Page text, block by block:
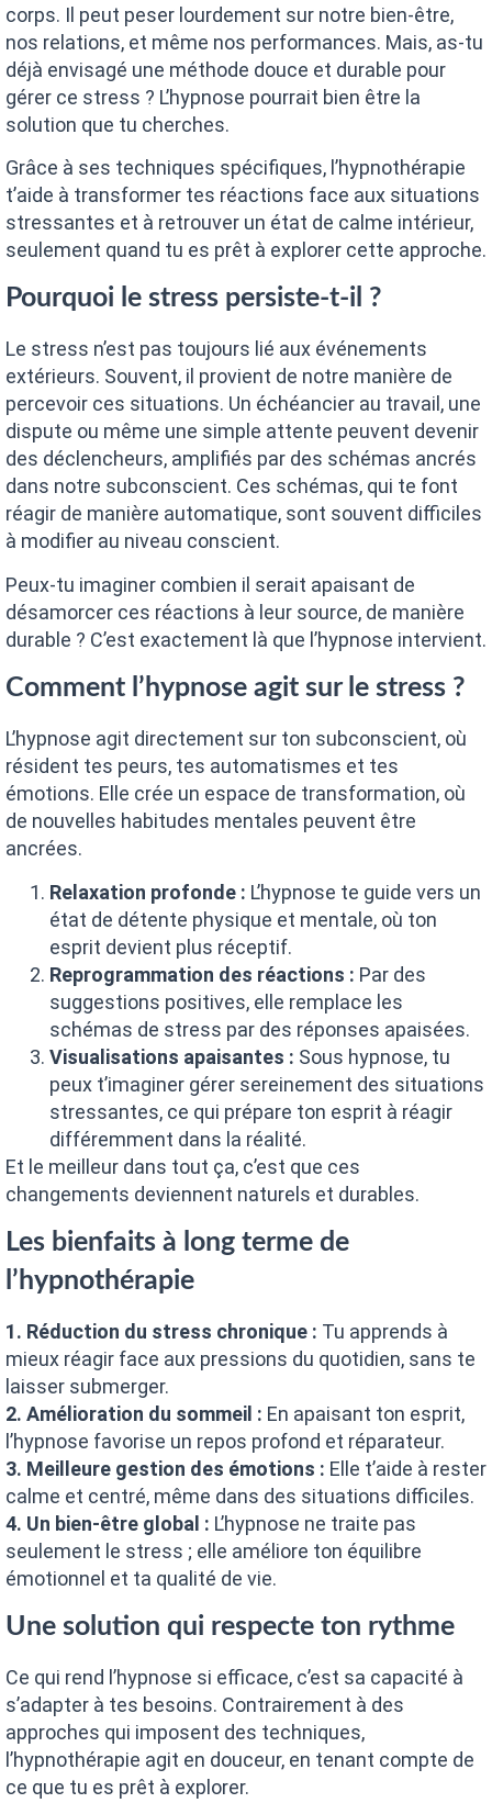
corps. Il peut peser lourdement sur notre bien-être,
nos relations, et même nos performances. Mais, as-tu
déjà envisagé une méthode douce et durable pour
gérer ce stress ? L’hypnose pourrait bien être la
solution que tu cherches.
Grâce à ses techniques spécifiques, l’hypnothérapie
t’aide à transformer tes réactions face aux situations
stressantes et à retrouver un état de calme intérieur,
seulement quand tu es prêt à explorer cette approche.
Pourquoi le stress persiste-t-il ?
Le stress n’est pas toujours lié aux événements
extérieurs. Souvent, il provient de notre manière de
percevoir ces situations. Un échéancier au travail, une
dispute ou même une simple attente peuvent devenir
des déclencheurs, amplifiés par des schémas ancrés
dans notre subconscient. Ces schémas, qui te font
réagir de manière automatique, sont souvent difficiles
à modifier au niveau conscient.
Peux-tu imaginer combien il serait apaisant de
désamorcer ces réactions à leur source, de manière
durable ? C’est exactement là que l’hypnose intervient.
Comment l’hypnose agit sur le stress ?
L’hypnose agit directement sur ton subconscient, où
résident tes peurs, tes automatismes et tes
émotions. Elle crée un espace de transformation, où
de nouvelles habitudes mentales peuvent être
ancrées.
Relaxation profonde : L’hypnose te guide vers un
état de détente physique et mentale, où ton
esprit devient plus réceptif.
Reprogrammation des réactions : Par des
suggestions positives, elle remplace les
schémas de stress par des réponses apaisées.
Visualisations apaisantes : Sous hypnose, tu
peux t’imaginer gérer sereinement des situations
stressantes, ce qui prépare ton esprit à réagir
différemment dans la réalité.
Et le meilleur dans tout ça, c’est que ces
changements deviennent naturels et durables.
Les bienfaits à long terme de
l’hypnothérapie
1. Réduction du stress chronique : Tu apprends à
mieux réagir face aux pressions du quotidien, sans te
laisser submerger.
2. Amélioration du sommeil : En apaisant ton esprit,
l’hypnose favorise un repos profond et réparateur.
3. Meilleure gestion des émotions : Elle t’aide à rester
calme et centré, même dans des situations difficiles.
4. Un bien-être global : L’hypnose ne traite pas
seulement le stress ; elle améliore ton équilibre
émotionnel et ta qualité de vie.
Une solution qui respecte ton rythme
Ce qui rend l’hypnose si efficace, c’est sa capacité à
s’adapter à tes besoins. Contrairement à des
approches qui imposent des techniques,
l’hypnothérapie agit en douceur, en tenant compte de
ce que tu es prêt à explorer.